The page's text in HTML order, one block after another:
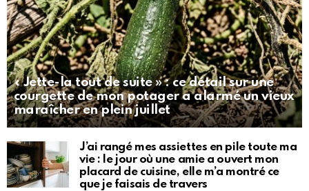
« Jette-la tout de suite » : ce détail sur une
courgette de mon potager a alarmé un vieux
maraîcher en plein juillet
J’ai rangé mes assiettes en pile toute ma
vie : le jour où une amie a ouvert mon
placard de cuisine, elle m’a montré ce
que je faisais de travers